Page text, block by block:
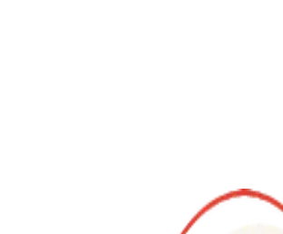
indimenticabili: Esperienze